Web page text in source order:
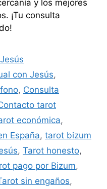
y los mejores
¡Tu consulta
con Jesús,
, Consulta
tarot
económica,
España, tarot bizum
, Tarot honesto,
pago por Bizum,
sin engaños,